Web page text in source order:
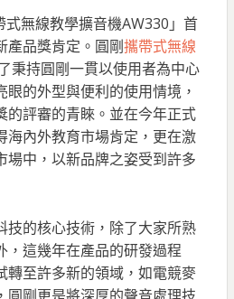
無線教學擴音機AW330」首
產品獎肯定。圓剛攜帶式無線
秉持圓剛一貫以使用者為中心
的外型與便利的使用情境，
評審的青睞。 並在今年正式
海內外教育市場肯定，更在激
場中，以新品牌之姿受到許多
技的核心技術，除了大家所熟
，這幾年在產品的研發過程
轉至許多新的領域，如電競麥